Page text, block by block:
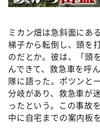
ミカン畑は急斜面にあ
梯子から転倒し、頭を
のだとか。彼は、「頭
んできて、救急車を呼
隊に語った。ポツンと
分岐があり、救急車が
ったという。この事故
中に自宅までの案内板